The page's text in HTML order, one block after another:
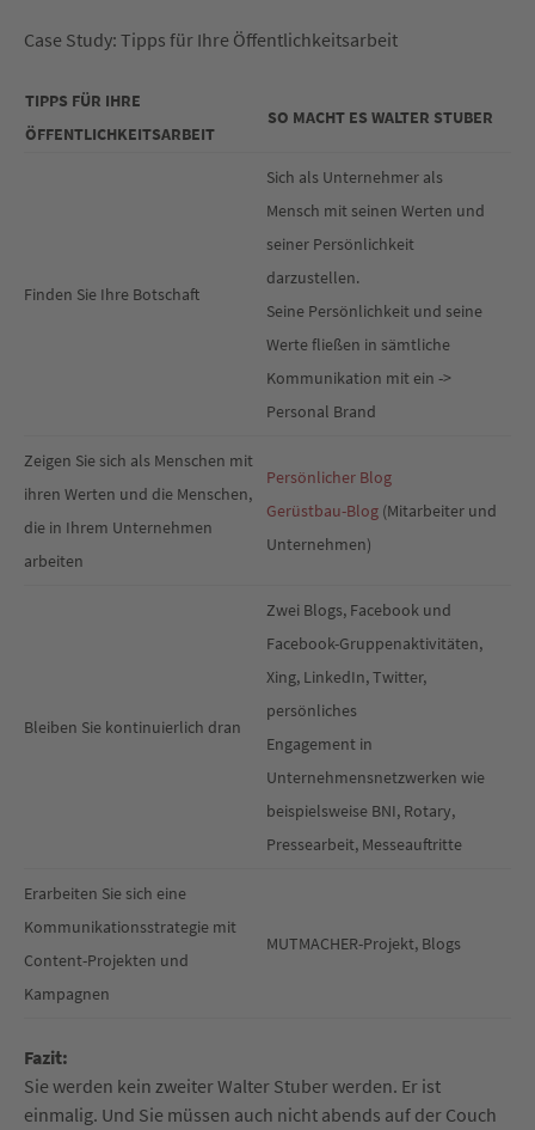
Case Study: Tipps für Ihre Öffentlichkeitsarbeit
TIPPS FÜR IHRE
ÖFFENTLICHKEITSARBEIT
SO MACHT ES WALTER STUBER
Finden Sie Ihre Botschaft
Sich als Unternehmer als
Mensch mit seinen Werten und
seiner Persönlichkeit
darzustellen.
Seine Persönlichkeit und seine
Werte fließen in sämtliche
Kommunikation mit ein ->
Personal Brand
Zeigen Sie sich als Menschen mit
ihren Werten und die Menschen,
die in Ihrem Unternehmen
arbeiten
Persönlicher Blog
Gerüstbau-Blog (Mitarbeiter und
Unternehmen)
Bleiben Sie kontinuierlich dran
Zwei Blogs, Facebook und
Facebook-Gruppenaktivitäten,
Xing, LinkedIn, Twitter,
persönliches
Engagement in
Unternehmensnetzwerken wie
beispielsweise BNI, Rotary,
Pressearbeit, Messeauftritte
Erarbeiten Sie sich eine
Kommunikationsstrategie mit
Content-Projekten und
Kampagnen
MUTMACHER-Projekt, Blogs
Fazit:
Sie werden kein zweiter Walter Stuber werden. Er ist
einmalig. Und Sie müssen auch nicht abends auf der Couch